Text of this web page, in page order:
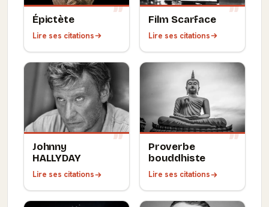
Épictète
Lire ses citations
Film Scarface
Lire ses citations
Johnny
HALLYDAY
Lire ses citations
Proverbe
bouddhiste
Lire ses citations